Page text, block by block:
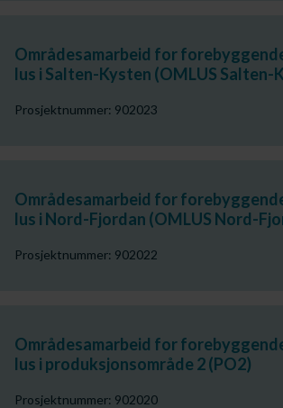
Områdesamarbeid for
lus i Salten-Kysten (OMLUS Salten-
Prosjektnummer: 902023
Områdesamarbeid for
lus i Nord-Fjordan (OMLUS Nord-
Prosjektnummer: 902022
Områdesamarbeid for
lus i produksjonsområde 2 (PO2)
Prosjektnummer: 902020